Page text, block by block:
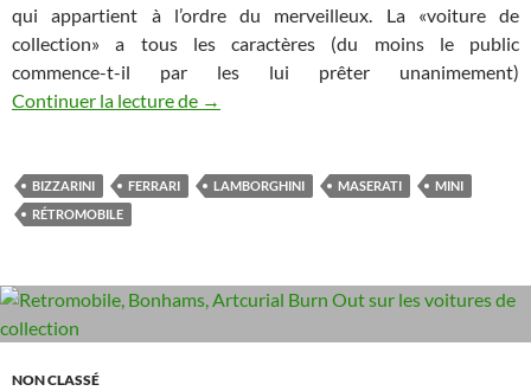
qui appartient à l’ordre du merveilleux. La «voiture de
collection» a tous les caractères (du moins le public
commence-t-il par les lui prêter unanimement)
Continuer la lecture de Rétromobile 2020: le design premium
→
BIZZARINI FERRARI LAMBORGHINI MASERATI
MINI
RÉTROMOBILE
NON CLASSÉ